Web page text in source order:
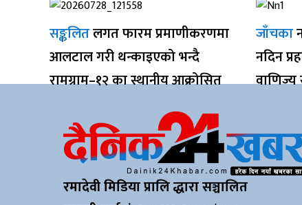
सङ्कलितलगत फारम प्रमाणीकरणमा
आलटाल गरी थन्काइएको भन्दै
रामग्राम–१२ का स्थानीय आक्रोसित
जाँचका
नदिन
रमादेवी मिडिया प्रालि द्धारा सञ्चालित